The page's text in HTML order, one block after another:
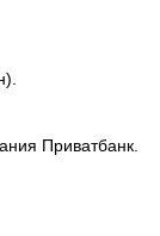
Приватбанк.